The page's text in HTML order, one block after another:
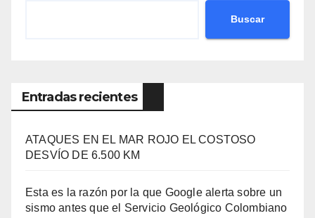
Buscar
Entradas recientes
ATAQUES EN EL MAR ROJO EL COSTOSO
DESVÍO DE 6.500 KM
Esta es la razón por la que Google alerta sobre un
sismo antes que el Servicio Geológico Colombiano